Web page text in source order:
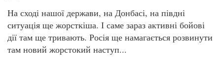
На сході нашої держави, на Донбасі, на півдні
ситуація ще жорсткіша. І саме зараз активні бойові
дії там ще тривають. Росія ще намагається розвинути
там новий жорстокий наступ...